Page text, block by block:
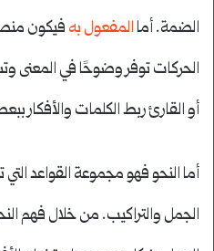
الضمة. أماالمفعول به فيكون
الحركات توفر وضوحًا في المعنى
أو القارئ ربط الكلمات والأفكار
أما النحو فهو مجموعة القواعد
الجمل والتراكيب. من خلال فهم